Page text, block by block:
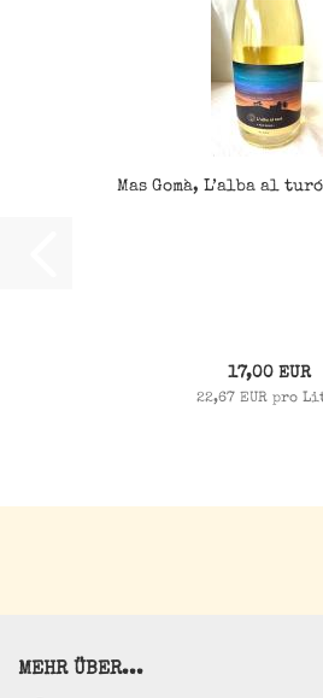
Mas Gomà, L’alba al
17,00 EUR
22,67 EUR pro
MEHR ÜBER...